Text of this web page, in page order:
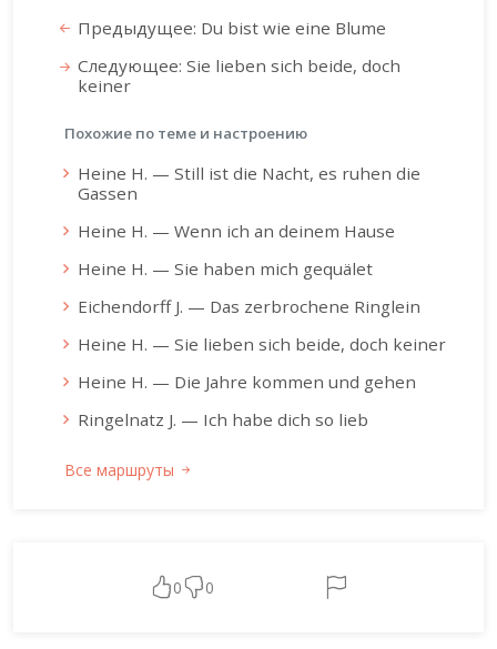
Предыдущее: Du bist wie eine Blume
Следующее: Sie lieben sich beide, doch
keiner
Похожие по теме и настроению
Heine H. — Still ist die Nacht, es ruhen die
Gassen
Heine H. — Wenn ich an deinem Hause
Heine H. — Sie haben mich gequälet
Eichendorff J. — Das zerbrochene Ringlein
Heine H. — Sie lieben sich beide, doch keiner
Heine H. — Die Jahre kommen und gehen
Ringelnatz J. — Ich habe dich so lieb
Все маршруты
0 0